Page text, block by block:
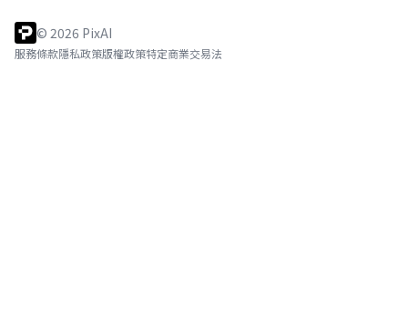
© 2026 PixAI
服務條款隱私政策版權政策特定商業交易法